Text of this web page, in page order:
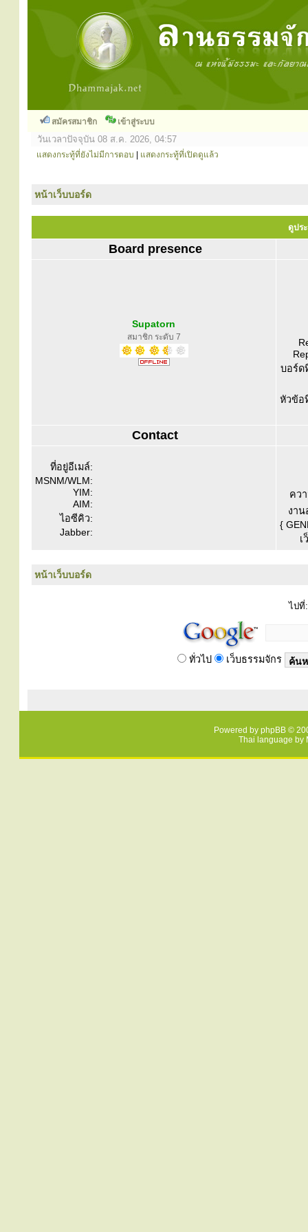
สมัครสมาชิก เข้าสู่ระบบ
วันเวลาปัจจุบัน 08 ส.ค. 2026, 04:57
แสดงกระทู้ที่ยังไม่มีการตอบ แสดงกระทู้ที่เปิดดูแล้ว
หน้าเว็บบอร์ด
ดูปร
Board presence
Supatorn
สมาชิก ระดับ 7
บอร์ด
หัวข้อ
Contact
ที่อยู่อีเมล์:
MSNM/WLM:
YIM:
AIM:
ไอซีคิว:
Jabber:
คว
งาน
{
เ
หน้าเว็บบอร์ด
ไปที่:
ทั่วไป เว็บธรรมจักร
Powered by phpBB ©
Thai language by